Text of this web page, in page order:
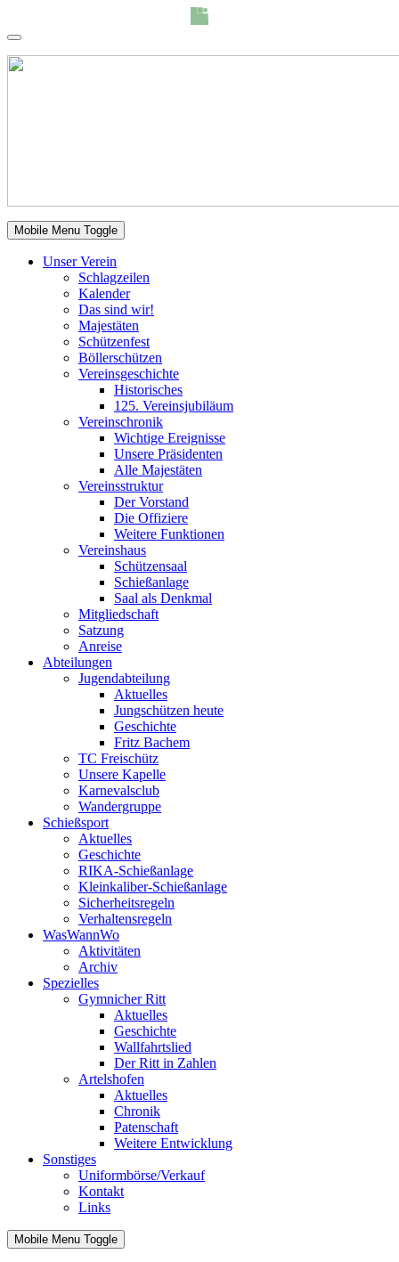
Mobile Menu Toggle
Unser Verein
Schlagzeilen
Kalender
Das sind wir!
Majestäten
Schützenfest
Böllerschützen
Vereinsgeschichte
Historisches
125. Vereinsjubiläum
Vereinschronik
Wichtige Ereignisse
Unsere Präsidenten
Alle Majestäten
Vereinsstruktur
Der Vorstand
Die Offiziere
Weitere Funktionen
Vereinshaus
Schützensaal
Schießanlage
Saal als Denkmal
Mitgliedschaft
Satzung
Anreise
Abteilungen
Jugendabteilung
Aktuelles
Jungschützen heute
Geschichte
Fritz Bachem
TC Freischütz
Unsere Kapelle
Karnevalsclub
Wandergruppe
Schießsport
Aktuelles
Geschichte
RIKA-Schießanlage
Kleinkaliber-Schießanlage
Sicherheitsregeln
Verhaltensregeln
WasWannWo
Aktivitäten
Archiv
Spezielles
Gymnicher Ritt
Aktuelles
Geschichte
Wallfahrtslied
Der Ritt in Zahlen
Artelshofen
Aktuelles
Chronik
Patenschaft
Weitere Entwicklung
Sonstiges
Uniformbörse/Verkauf
Kontakt
Links
Mobile Menu Toggle